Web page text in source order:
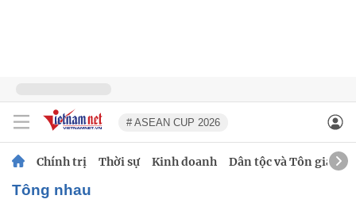
# ASEAN CUP 2026
Chính trị Thời sự Kinh doanh Dân tộc và Tôn giáo
tông nhau